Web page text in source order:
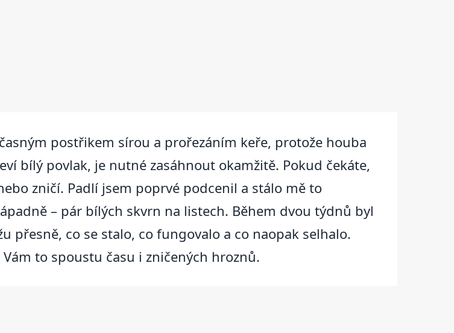
postřikem sírou a prořezáním keře, protože houba
bílý povlak, je nutné zasáhnout okamžitě. Pokud čekáte,
zničí. Padlí jsem poprvé podcenil a stálo mě to
– pár bílých skvrn na listech. Během dvou týdnů byl
přesně, co se stalo, co fungovalo a co naopak selhalo.
to spoustu času i zničených hroznů.